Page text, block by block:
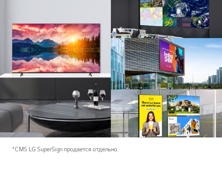
*CMS LG SuperSign продается отдельно.